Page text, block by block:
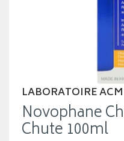
LABORATOIRE ACM
Novophane
Chute 100ml